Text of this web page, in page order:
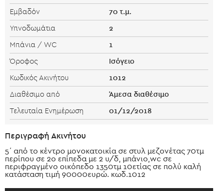
Εμβαδόν 70 τ.μ.
Υπνοδωμάτια 2
Μπάνια / WC 1
Όροφος Ισόγειο
Κωδικός Ακινήτου 1012
Διαθέσιμο από Άμεσα διαθέσιμο
Τελευταία Ενημέρωση 01/12/2018
Περιγραφή Ακινήτου
5΄ από το κέντρο μονοκατοικία σε στυλ μεζονέτας 70τμ
περίπου σε 2ο επίπεδα με 2 υ/δ, μπάνιο,wc σε
περιφραγμένο οικόπεδο 1350τμ 10ετίας σε πολύ καλή
κατάσταση τιμή 90000ευρώ. κωδ.1012